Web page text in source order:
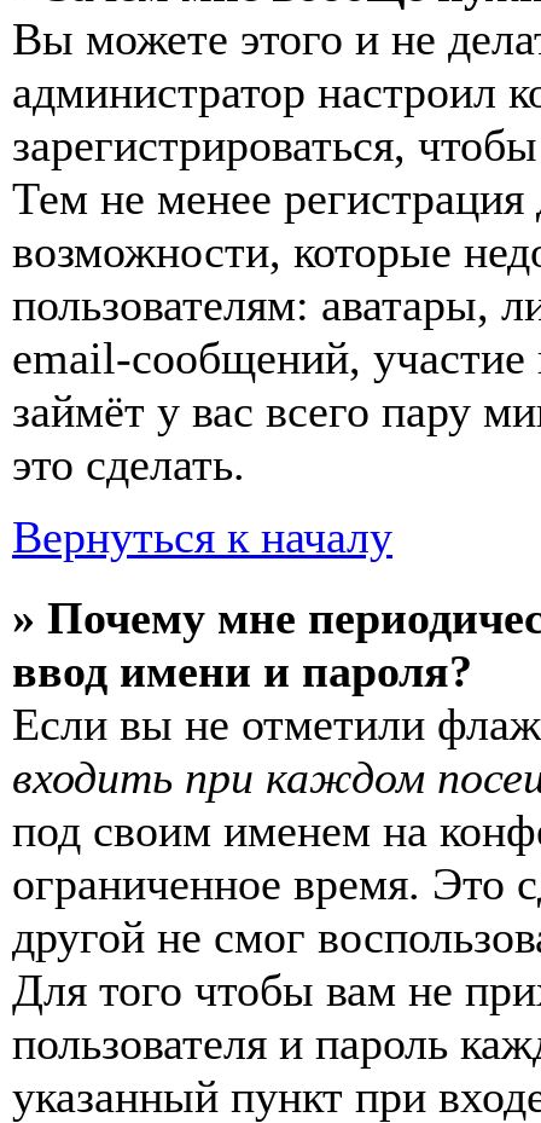
Вы можете этого и не
администратор
зарегистрироваться,
Тем не менее
возможности, которые
пользователям: аватары,
email-сообщений, участие
займёт у вас всего пару
это сделать.
Вернуться к началу
» Почему мне
ввод имени и пароля?
Если вы не отметили
входить при каждом
под своим именем на
ограниченное время. Это
другой не смог
Для того чтобы вам не
пользователя и пароль
указанный пункт при